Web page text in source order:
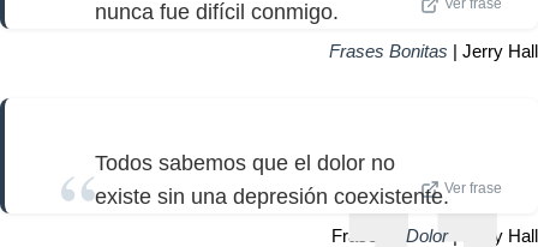
nunca fue difícil conmigo.
Ver frase
Frases Bonitas | Jerry Hall
Todos sabemos que el dolor no
existe sin una depresión coexistente.Ver frase
Frase de Dolor| Jerry Hall